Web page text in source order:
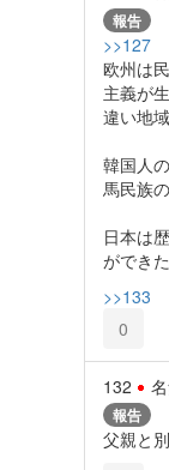
報告
>>127
欧州は
主義が
違い地
韓国人
馬民族
日本は
ができ
>>133
0
132
報告
父親と